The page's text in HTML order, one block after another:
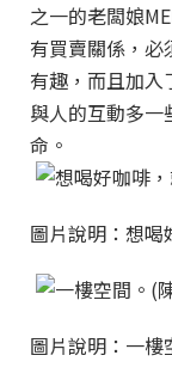
之一的老闆娘
有買賣關係，
有趣，而且加入
與人的互動多
命。
圖片說明：想
圖片說明：一